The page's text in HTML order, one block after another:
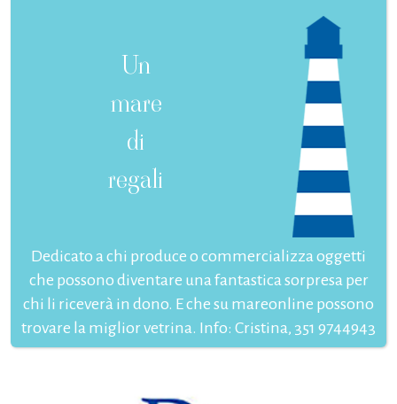
Un
mare
di
regali
Dedicato a chi produce o commercializza oggetti
che possono diventare una fantastica sorpresa per
chi li riceverà in dono. E che su mareonline possono
trovare la miglior vetrina. Info: Cristina, 351 9744943